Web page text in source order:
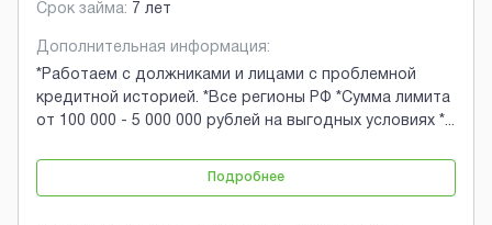
Срок займа: 7 лет
Дополнительная информация:
*Работаем с должниками и лицами с проблемной
кредитной историей. *Все регионы РФ *Сумма лимита
от 100 000 - 5 000 000 рублей на выгодных условиях *...
Подробнее